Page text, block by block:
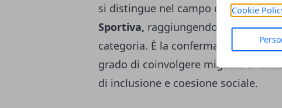
Cookie
si distingue nel campo delle
Sportiva, raggiungendo il terzo
categoria. È la conferma di un
grado di coinvolgere migliaia di
di inclusione e coesione sociale.